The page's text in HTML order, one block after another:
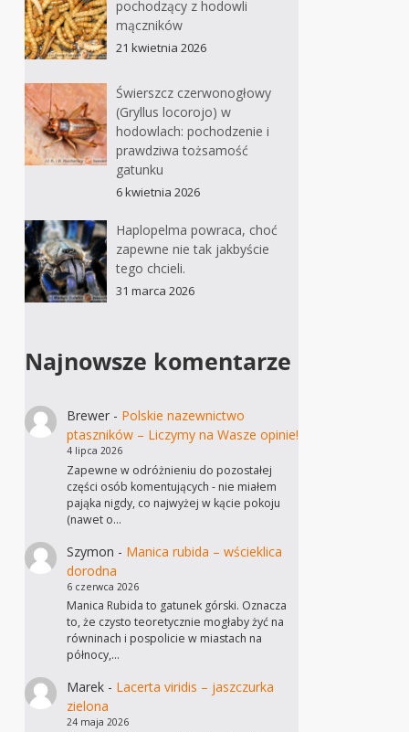
pochodzący z hodowli
mączników
21 kwietnia 2026
Świerszcz czerwonogłowy
(Gryllus locorojo) w
hodowlach: pochodzenie i
prawdziwa tożsamość
gatunku
6 kwietnia 2026
Haplopelma powraca, choć
zapewne nie tak jakbyście
tego chcieli.
31 marca 2026
Najnowsze komentarze
Brewer- Polskie nazewnictwo
ptaszników – Liczymy na Wasze opinie!
4 lipca 2026
Zapewne w odróżnieniu do pozostałej
części osób komentujących - nie miałem
pająka nigdy, co najwyżej w kącie pokoju
(nawet o…
Szymon - Manica rubida – wścieklica
dorodna
6 czerwca 2026
Manica Rubida to gatunek górski. Oznacza
to, że czysto teoretycznie mogłaby żyć na
równinach i pospolicie w miastach na
północy,…
Marek- Lacerta viridis – jaszczurka
zielona
24 maja 2026